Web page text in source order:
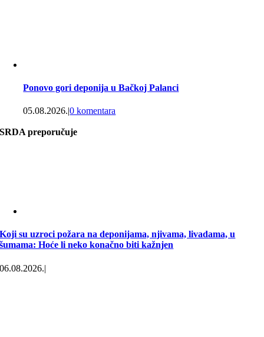
Ponovo gori deponija u Bačkoj Palanci
05.08.2026.|0 komentara
SRDA preporučuje
Koji su uzroci požara na deponijama, njivama, livadama, u
šumama: Hoće li neko konačno biti kažnjen
06.08.2026.|